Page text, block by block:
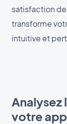
satisfaction
transforme
intuitive et
Analysez
votre app